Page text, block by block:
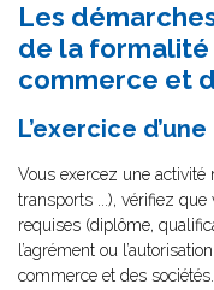
Les
de la formalité
commerce et
L’exercice
Vous exercez une activité
transports ...), vérifiez
requises (diplôme,
l’agrément ou
commerce et des sociétés.